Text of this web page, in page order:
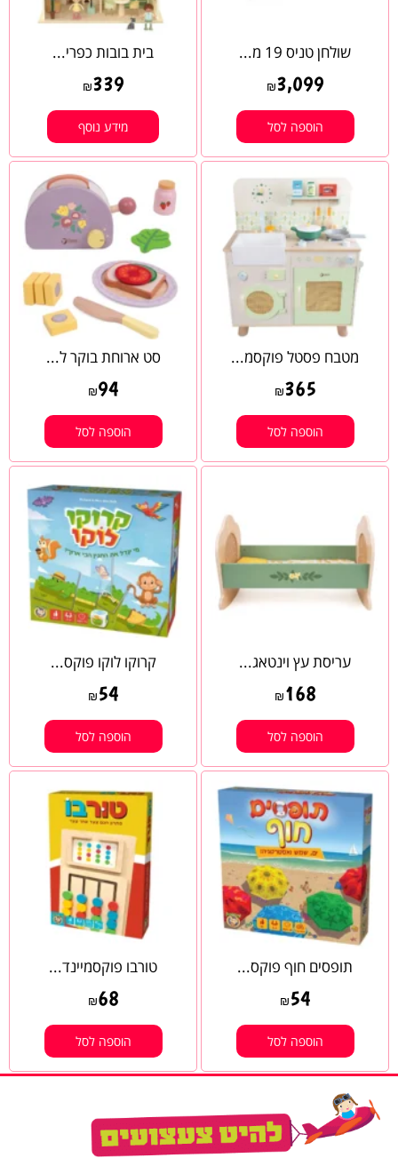
שולחן טניס 19 מ...
₪3,099
הוספה לסל
בית בובות כפרי...
₪339
מידע נוסף
מטבח פסטל פוקסמ...
₪365
הוספה לסל
סט ארוחת בוקר ל...
₪94
הוספה לסל
עריסת עץ וינטאג...
₪ 168
הוספה לסל
קרוקו לוקו פוקס...
₪ 54
הוספה לסל
תופסים חוף פוקס...
₪ 54
הוספה לסל
טורבו פוקסמיינד...
₪68
הוספה לסל